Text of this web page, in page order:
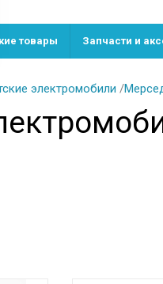
товары Запчасти и
электромобили /